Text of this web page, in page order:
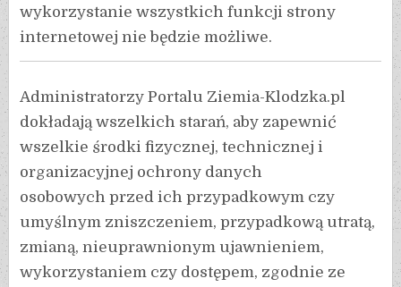
wykorzystanie wszystkich funkcji strony
internetowej nie będzie możliwe.
Administratorzy Portalu Ziemia-Klodzka.pl
dokładają wszelkich starań, aby zapewnić
wszelkie środki fizycznej, technicznej i
organizacyjnej ochrony danych
osobowych przed ich przypadkowym czy
umyślnym zniszczeniem, przypadkową utratą,
zmianą, nieuprawnionym ujawnieniem,
wykorzystaniem czy dostępem, zgodnie ze